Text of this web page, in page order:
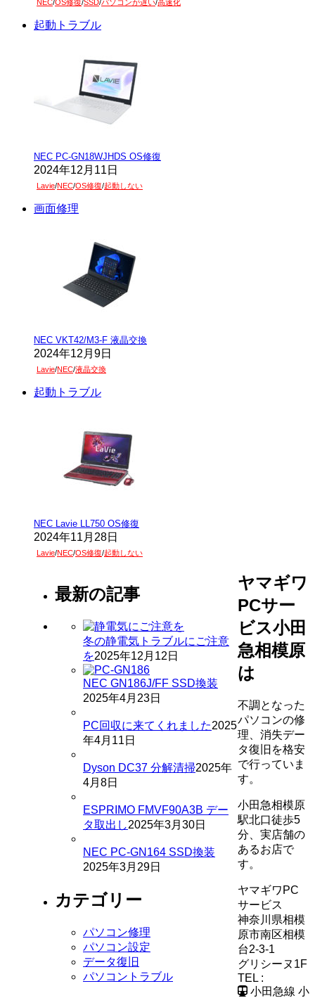
NEC/OS修復/SSD/パソコンが遅い/高速化
起動トラブル
NEC PC-GN18WJHDS OS修復
2024年12月11日
Lavie/NEC/OS修復/起動しない
画面修理
NEC VKT42/M3-F 液晶交換
2024年12月9日
Lavie/NEC/液晶交換
起動トラブル
NEC Lavie LL750 OS修復
2024年11月28日
Lavie/NEC/OS修復/起動しない
最新の記事
冬の静電気トラブルにご注意
を2025年12月12日
NEC GN186J/FF SSD換装
2025年4月23日
PC回収に来てくれました2025
年4月11日
Dyson DC37 分解清掃2025年
4月8日
ESPRIMO FMVF90A3B デー
タ取出し2025年3月30日
NEC PC-GN164 SSD換装
2025年3月29日
カテゴリー
パソコン修理
パソコン設定
データ復旧
パソコントラブル
ヤマギワ
PCサー
ビス小田
急相模原
は
不調となった
パソコンの修
理、消失デー
タ復旧を格安
で行っていま
す。
小田急相模原
駅北口徒歩5
分、実店舗の
あるお店で
す。
ヤマギワPC
サービス
神奈川県相模
原市南区相模
台2-3-1
グリシーヌ1F
TEL :
小田急線 小